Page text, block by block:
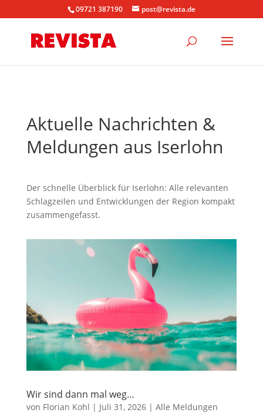
09721 387190 post@revista.de
Aktuelle Nachrichten &
Meldungen aus Iserlohn
Der schnelle Überblick für Iserlohn: Alle relevanten
Schlagzeilen und Entwicklungen der Region kompakt
zusammengefasst.
Wir sind dann mal weg…
von Florian Kohl | Juli 31, 2026| Alle Meldungen